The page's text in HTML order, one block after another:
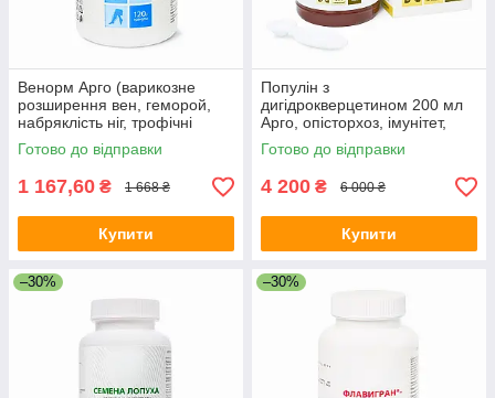
Венорм Арго (варикозне
розширення вен, геморой,
набряклість ніг, трофічні
виразки, атеросклероз,
видалення вен)
Готово до відправки
1 167,60 ₴ 1 668 ₴
Купити
Популін з
дигідрокверцетином 200 мл
Арго, опісторхоз, імунітет,
протипаразитарне,
жовчогінне, алергія
Готово до відправки
4 200 ₴ 6 000 ₴
Купити
–30% –30%